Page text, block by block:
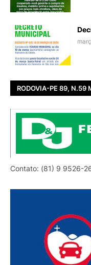
RODOVIA-PE 89, N.59
Contato: (81) 9 9526-